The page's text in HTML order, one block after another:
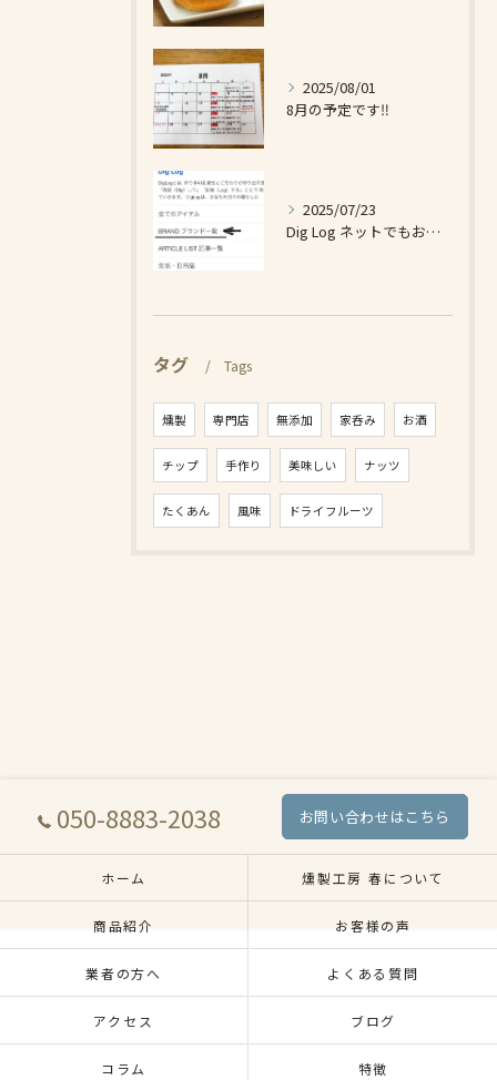
2025/08/01
8月の予定です‼️
2025/07/23
Dig Log ネットでもお買い求め出来ます❗️
タグ Tags
燻製 専門店 無添加 家呑み お酒
チップ 手作り 美味しい ナッツ
たくあん 風味 ドライフルーツ
050-8883-2038 お問い合わせはこちら
ホーム 燻製工房 春について
商品紹介 お客様の声
業者の方へ よくある質問
アクセス ブログ
コラム 特徴